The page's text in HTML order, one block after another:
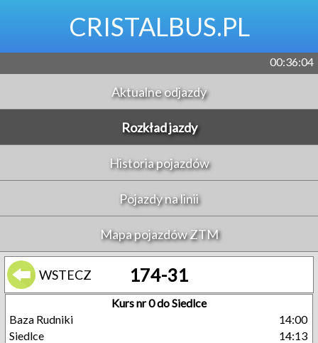
CRISTALBUS.PL
00:36:04
Aktualne odjazdy
Rozkład jazdy
Historia pojazdów
Pojazdy na linii
Mapa pojazdów ZTM
WSTECZ 174-31
Kurs nr 0 do Siedlce
Baza Rudniki
14:00
Siedlce
14:13